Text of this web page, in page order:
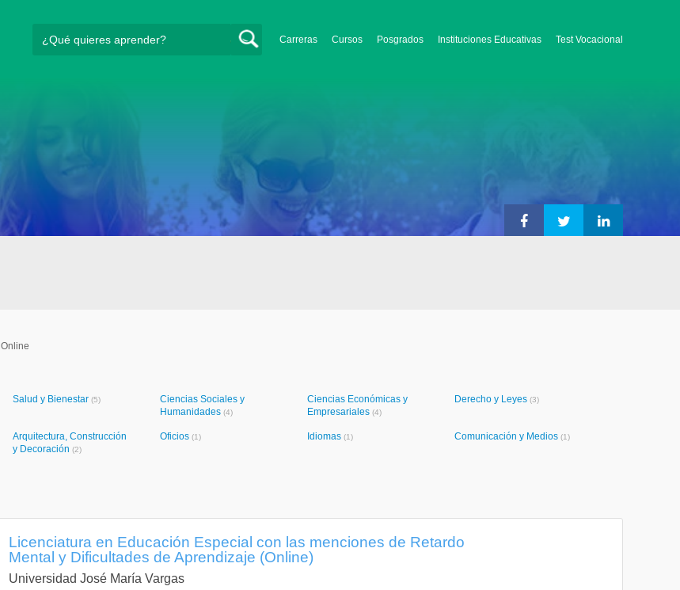
Carreras Cursos Posgrados Instituciones Educativas Test Vocacional
Online
Salud y Bienestar (5)
Ciencias Sociales y
Humanidades (4)
Ciencias Económicas y
Empresariales (4)
Derecho y Leyes (3)
Arquitectura, Construcción
y Decoración (2)
Oficios (1) Idiomas (1) Comunicación y Medios (1)
Licenciatura en Educación Especial con las menciones de Retardo
Mental y Dificultades de Aprendizaje (Online)
Universidad José María Vargas